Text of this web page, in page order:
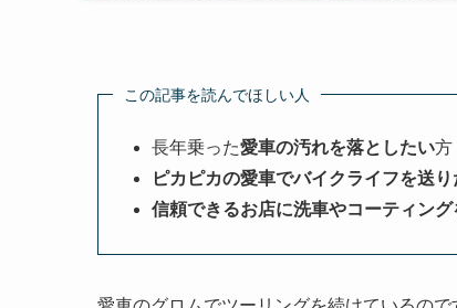
この記事を読んでほしい人
長年乗った愛車の汚れを落としたい方
ピカピカの愛車でバイクライフを送り
信頼できるお店に洗車やコーティン